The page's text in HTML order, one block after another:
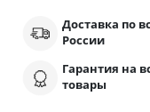
Доставка по
России
Гарантия на
товары